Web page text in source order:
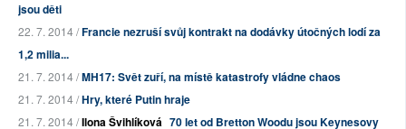
jsou děti
22. 7. 2014 /Francie nezruší svůj kontrakt na dodávky útočných lodí za
1,2 milia...
21. 7. 2014 /MH17: Svět zuří, na místě katastrofy vládne chaos
21. 7. 2014 /Hry, které Putin hraje
21. 7. 2014 /Ilona Švihlíková 70 let od Bretton Woodu jsou Keynesovy